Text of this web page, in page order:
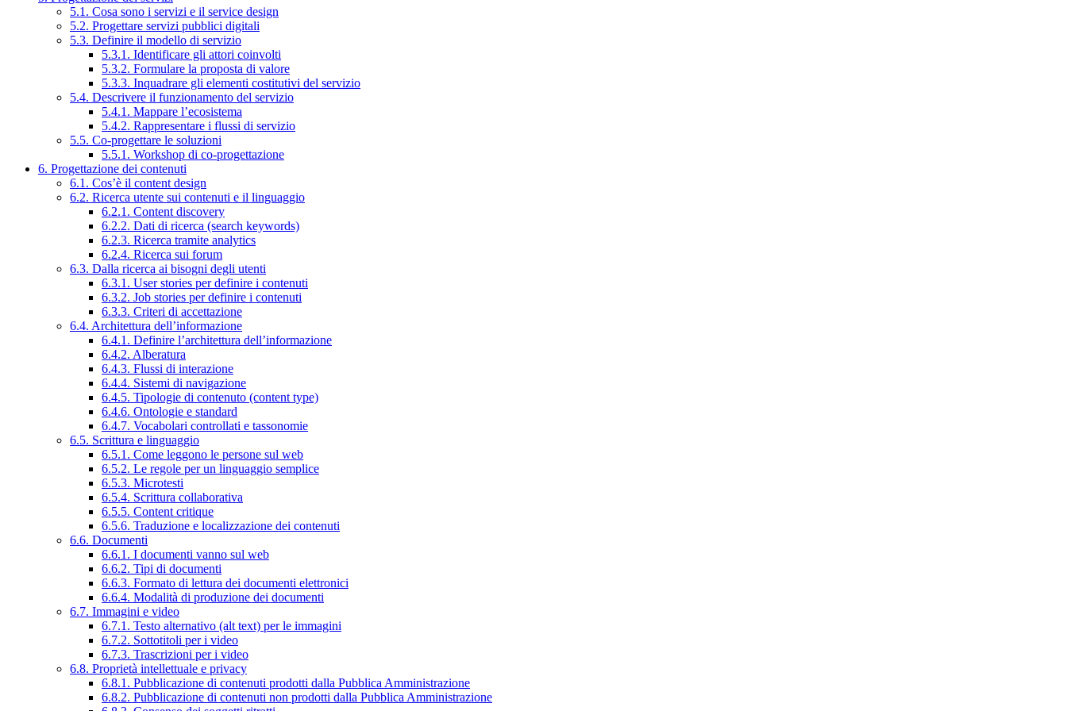
5.1. Cosa sono i servizi e il service design
5.2. Progettare servizi pubblici digitali
5.3. Definire il modello di servizio
5.3.1. Identificare gli attori coinvolti
5.3.2. Formulare la proposta di valore
5.3.3. Inquadrare gli elementi costitutivi del servizio
5.4. Descrivere il funzionamento del servizio
5.4.1. Mappare l’ecosistema
5.4.2. Rappresentare i flussi di servizio
5.5. Co-progettare le soluzioni
5.5.1. Workshop di co-progettazione
6. Progettazione dei contenuti
6.1. Cos’è il content design
6.2. Ricerca utente sui contenuti e il linguaggio
6.2.1. Content discovery
6.2.2. Dati di ricerca (search keywords)
6.2.3. Ricerca tramite analytics
6.2.4. Ricerca sui forum
6.3. Dalla ricerca ai bisogni degli utenti
6.3.1. User stories per definire i contenuti
6.3.2. Job stories per definire i contenuti
6.3.3. Criteri di accettazione
6.4. Architettura dell’informazione
6.4.1. Definire l’architettura dell’informazione
6.4.2. Alberatura
6.4.3. Flussi di interazione
6.4.4. Sistemi di navigazione
6.4.5. Tipologie di contenuto (content type)
6.4.6. Ontologie e standard
6.4.7. Vocabolari controllati e tassonomie
6.5. Scrittura e linguaggio
6.5.1. Come leggono le persone sul web
6.5.2. Le regole per un linguaggio semplice
6.5.3. Microtesti
6.5.4. Scrittura collaborativa
6.5.5. Content critique
6.5.6. Traduzione e localizzazione dei contenuti
6.6. Documenti
6.6.1. I documenti vanno sul web
6.6.2. Tipi di documenti
6.6.3. Formato di lettura dei documenti elettronici
6.6.4. Modalità di produzione dei documenti
6.7. Immagini e video
6.7.1. Testo alternativo (alt text) per le immagini
6.7.2. Sottotitoli per i video
6.7.3. Trascrizioni per i video
6.8. Proprietà intellettuale e privacy
6.8.1. Pubblicazione di contenuti prodotti dalla Pubblica Amministrazione
6.8.2. Pubblicazione di contenuti non prodotti dalla Pubblica Amministrazione